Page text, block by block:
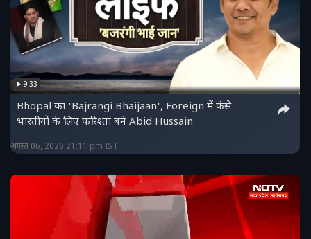
9:33
Bhopal का 'Bajrangi Bhaijaan', Foreign में फंसे
भारतीयों के लिए फरिश्ता बने Abid Hussain
अगस्त 06, 2026 21:11 pm IST